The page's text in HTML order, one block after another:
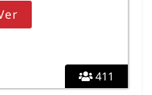
411